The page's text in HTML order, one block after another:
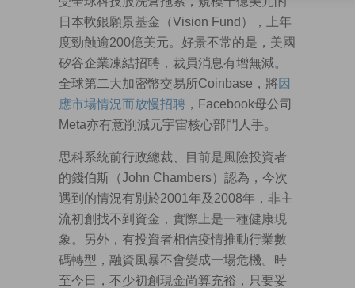
日本軟銀願景基金（Vision Fund），上年
度勁蝕逾200億美元。好景不常的是，美國
矽谷企業凍結招聘，裁員消息有增無減。
全球第二大加密幣交易所Coinbase，將 因
應市場情況而放慢招聘 ，Facebook母公司
Meta亦有意削減元宇宙核心部門人手。
思科系統前行政總裁、目前是風險投資者
的錢伯斯（John Chambers）認為，今次
遇到的情況有別於2001年及2008年，非主
流初創找不到資金，實際上是一種健康現
象。另外，有投資者相信疫情推動行業數
碼轉型，融資風暴不會變成一場危機。時
至今日，不少初創現金尚算充裕，只要妥